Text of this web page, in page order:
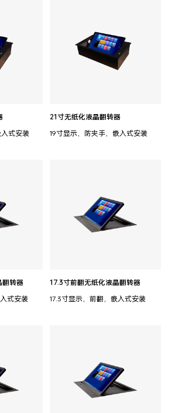
式安装
21寸无纸化液晶翻转器
19寸显示，防夹手，嵌入式安装
翻转器
式安装
17.3寸前翻无纸化液晶翻转器
17.3寸显示，前翻，嵌入式安装